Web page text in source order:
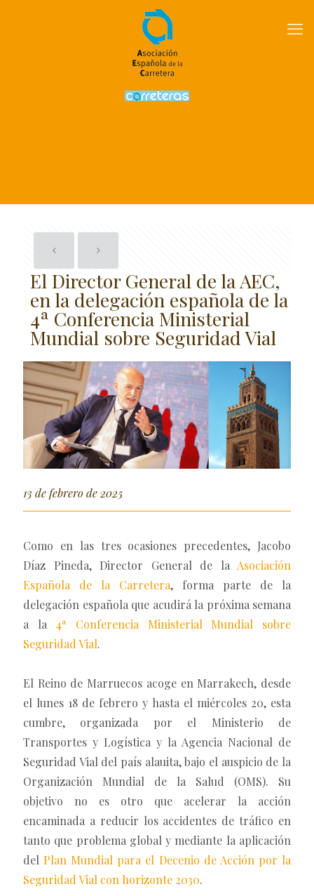
El Director General de la AEC,
en la delegación española de la
4ª Conferencia Ministerial
Mundial sobre Seguridad Vial
13 de febrero de 2025
Como en las tres ocasiones precedentes, Jacobo
Díaz Pineda, Director General de la Asociación
Española de la Carretera, forma parte de la
delegación española que acudirá la próxima semana
a la 4ª Conferencia Ministerial Mundial sobre
Seguridad Vial.
El Reino de Marruecos acoge en Marrakech, desde
el lunes 18 de febrero y hasta el miércoles 20, esta
cumbre, organizada por el Ministerio de
Transportes y Logística y la Agencia Nacional de
Seguridad Vial del país alauita, bajo el auspicio de la
Organización Mundial de la Salud (OMS). Su
objetivo no es otro que acelerar la acción
encaminada a reducir los accidentes de tráfico en
tanto que problema global y mediante la aplicación
del Plan Mundial para el Decenio de Acción por la
Seguridad Vial con horizonte 2030.